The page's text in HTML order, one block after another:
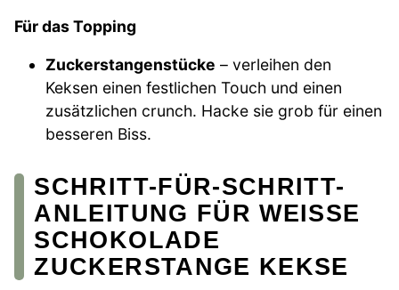
Für das Topping
Zuckerstangenstücke – verleihen den
Keksen einen festlichen Touch und einen
zusätzlichen crunch. Hacke sie grob für einen
besseren Biss.
SCHRITT-FÜR-SCHRITT-
ANLEITUNG FÜR WEISSE S
CHOKOLADE Z
UCKERSTANGE KEKSE